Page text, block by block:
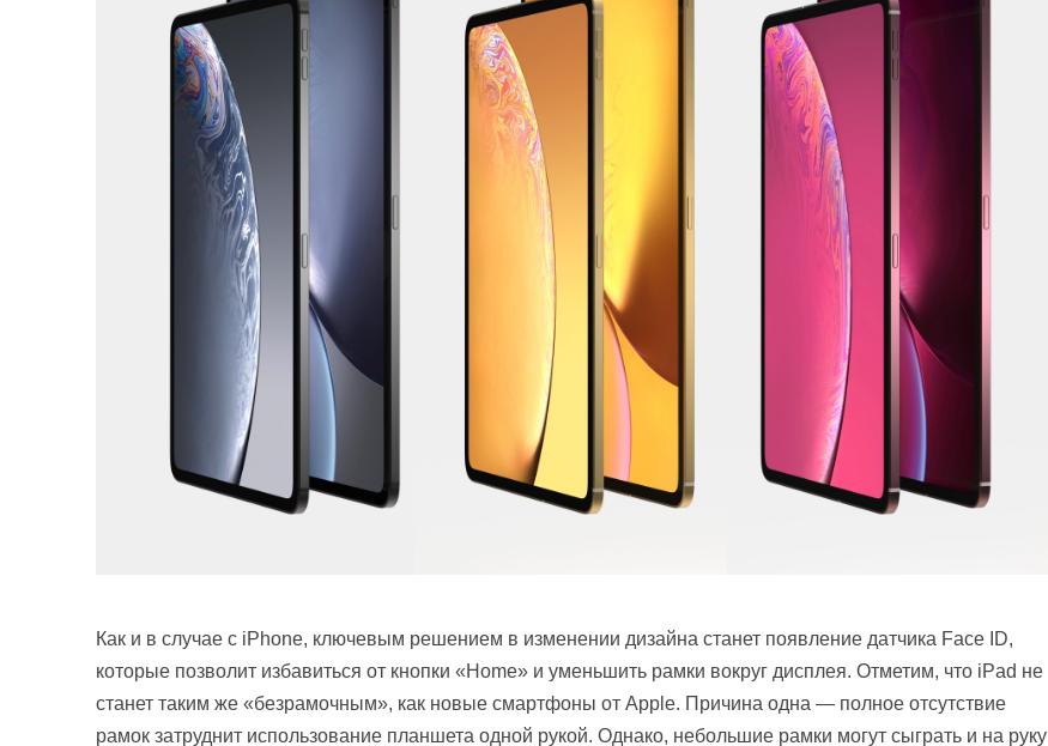
Как и в случае с iPhone, ключевым решением в изменении дизайна станет появление датчика Face ID,
которые позволит избавиться от кнопки «Home» и уменьшить рамки вокруг дисплея. Отметим, что iPad не
станет таким же «безрамочным», как новые смартфоны от Apple. Причина одна — полное отсутствие
рамок затруднит использование планшета одной рукой. Однако, небольшие рамки могут сыграть и на руку